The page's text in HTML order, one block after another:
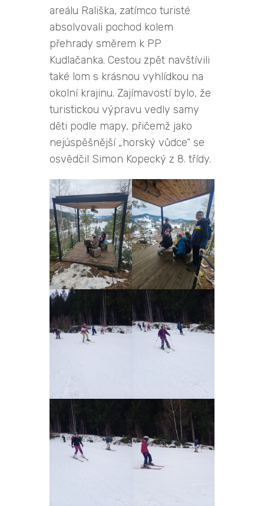
areálu Rališka, zatímco turisté
absolvovali pochod kolem
přehrady směrem k PP
Kudlačanka. Cestou zpět navštívili
také lom s krásnou vyhlídkou na
okolní krajinu. Zajímavostí bylo, že
turistickou výpravu vedly samy
děti podle mapy, přičemž jako
nejúspěšnější „horský vůdce“ se
osvědčil Simon Kopecký z 8. třídy.